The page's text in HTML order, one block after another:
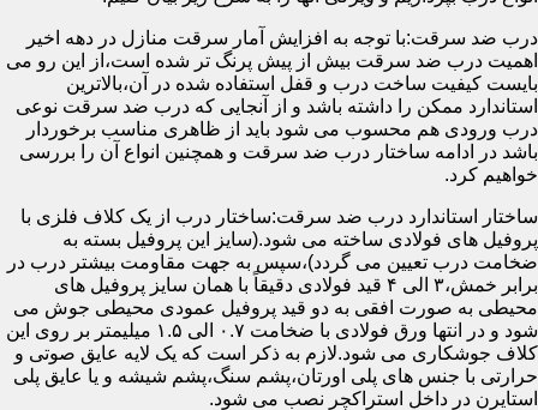
درب ضد سرقت:با توجه به افزایش آمار سرقت منازل در دهه اخیر
اهمیت درب ضد سرقت بیش از پیش پرنگ تر شده است،از این رو می
بایست کیفیت ساخت درب و قفل استفاده شده در آن،بالاترین
استاندارد ممکن را داشته باشد و از آنجایی که درب ضد سرقت نوعی
درب ورودی هم محسوب می شود باید از ظاهری مناسب برخوردار
باشد در ادامه ساختار درب ضد سرقت و همچنین انواع آن را بررسی
خواهیم کرد.
ساختار استاندارد درب ضد سرقت:ساختار درب از یک کلاف فلزی با
پروفیل های فولادی ساخته می شود.(سایز این پروفیل بسته به
ضخامت درب تعیین می گردد)،سپس به جهت مقاومت بیشتر درب در
برابر خمش،۳ الی ۴ قید فولادی دقیقاً با همان سایز پروفیل های
محیطی به صورت افقی به دو قید پروفیل عمودی محیطی جوش می
شود و در انتها ورق فولادی با ضخامت ۰.۷ الی ۱.۵ میلیمتر بر روی این
کلاف جوشکاری می شود.لازم به ذکر است که یک لایه عایق صوتی و
حرارتی با جنس های پلی اورتان،پشم سنگ،پشم شیشه و یا عایق پلی
استایرن در داخل استراکچر نصب می شود.